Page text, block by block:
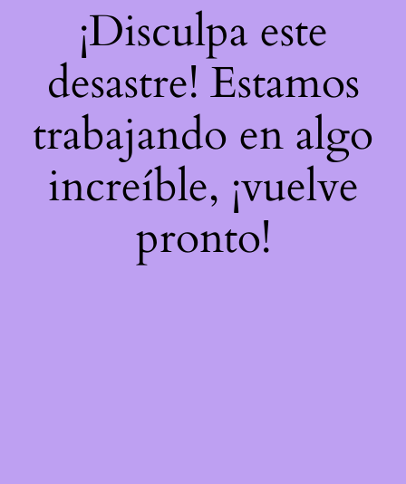
¡Disculpa este
desastre! Estamos
trabajando en algo
increíble, ¡vuelve
pronto!